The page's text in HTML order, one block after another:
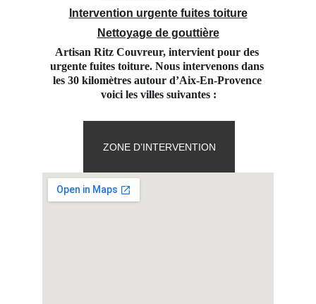
Intervention urgente fuites toiture
Nettoyage de gouttière
Artisan Ritz Couvreur, intervient pour des
urgente fuites toiture. Nous intervenons dans
les 30 kilomètres autour d’Aix-En-Provence
voici les villes suivantes :
ZONE D’INTERVENTION